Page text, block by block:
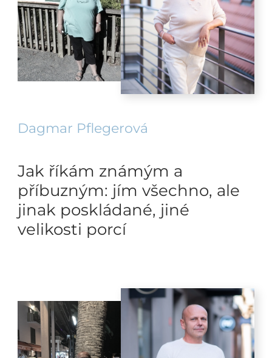
Dagmar Pflegerová
Jak říkám známým a
příbuzným: jím všechno, ale
jinak poskládané, jiné
velikosti porcí